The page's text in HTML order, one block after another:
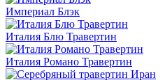
Империал Блэк
Италия Блю Травертин
Италия Романо Травертин